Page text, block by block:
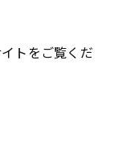
トをご覧くだ